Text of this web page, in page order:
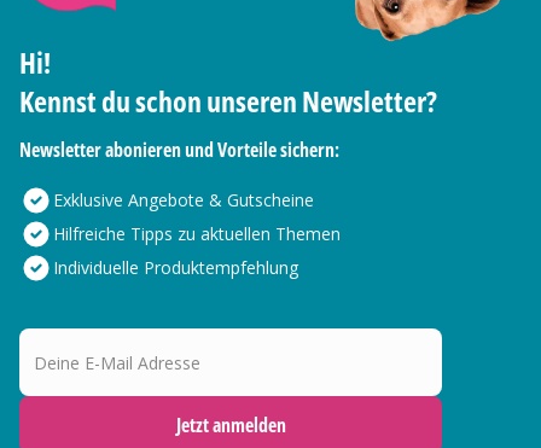
Hi!
Kennst du schon unseren Newsletter?
Newsletter abonieren und Vorteile sichern:
Exklusive Angebote & Gutscheine
Hilfreiche Tipps zu aktuellen Themen
Individuelle Produktempfehlung
Deine E-Mail Adresse
Jetzt anmelden